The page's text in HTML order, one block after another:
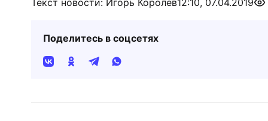
Поделитесь в соцсетях